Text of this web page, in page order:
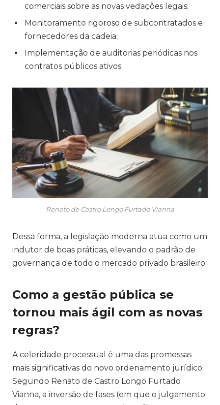
comerciais sobre as novas vedações legais;
Monitoramento rigoroso de subcontratados e
fornecedores da cadeia;
Implementação de auditorias periódicas nos
contratos públicos ativos.
Renato de Castro Longo Furtado Vianna
Dessa forma, a legislação moderna atua como um
indutor de boas práticas, elevando o padrão de
governança de todo o mercado privado brasileiro.
Como a gestão pública se
tornou mais ágil com as novas
regras?
A celeridade processual é uma das promessas
mais significativas do novo ordenamento jurídico.
Segundo Renato de Castro Longo Furtado
Vianna, a inversão de fases (em que o julgamento